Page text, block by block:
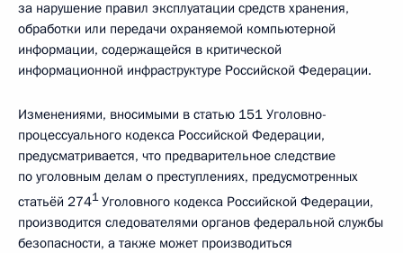
за нарушение правил эксплуатации средств хранения,
обработки или передачи охраняемой компьютерной
информации, содержащейся в критической
информационной инфраструктуре Российской Федерации.
Изменениями, вносимыми в статью 151 Уголовно-
процессуального кодекса Российской Федерации,
предусматривается, что предварительное следствие
по уголовным делам о преступлениях, предусмотренных
статьёй 2741Уголовного кодекса Российской Федерации,
производится следователями органов федеральной службы
безопасности, а также может производиться